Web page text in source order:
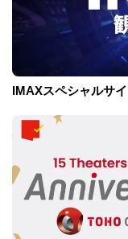
IMAXスペシャルサ